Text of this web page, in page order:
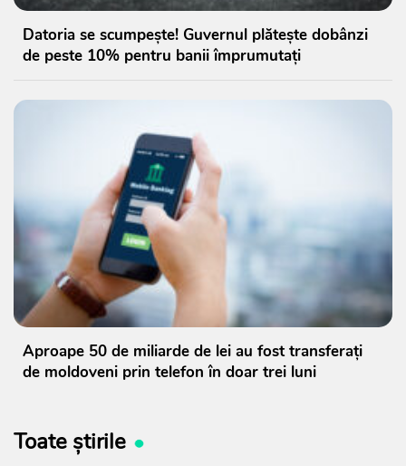
Datoria se scumpește! Guvernul plătește dobânzi
de peste 10% pentru banii împrumutați
Aproape 50 de miliarde de lei au fost transferați
de moldoveni prin telefon în doar trei luni
Toate știrile